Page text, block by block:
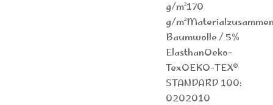
g/m²170
g/
Baumwolle / 5%
ElasthanOeko-
TexOEKO-TEX®
STANDARD 100:
0202010